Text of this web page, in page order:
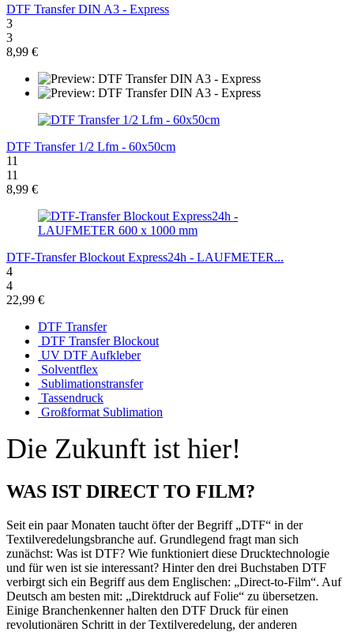
DTF Transfer DIN A3 - Express
3
3
8,99 €
DTF Transfer 1/2 Lfm - 60x50cm
11
11
8,99 €
DTF-Transfer Blockout Express24h - LAUFMETER...
4
4
22,99 €
DTF Transfer
DTF Transfer Blockout
UV DTF Aufkleber
Solventflex
Sublimationstransfer
Tassendruck
Großformat Sublimation
Die Zukunft ist hier!
WAS IST DIRECT TO FILM?
Seit ein paar Monaten taucht öfter der Begriff „DTF“ in der
Textilveredelungsbranche auf. Grundlegend fragt man sich
zunächst: Was ist DTF? Wie funktioniert diese Drucktechnologie
und für wen ist sie interessant? Hinter den drei Buchstaben DTF
verbirgt sich ein Begriff aus dem Englischen: „Direct-to-Film“. Auf
Deutsch am besten mit: „Direktdruck auf Folie“ zu übersetzen.
Einige Branchenkenner halten den DTF Druck für einen
revolutionären Schritt in der Textilveredelung, der anderen